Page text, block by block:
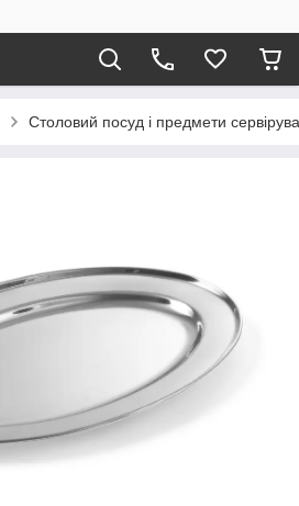
Столовий посуд і предмети